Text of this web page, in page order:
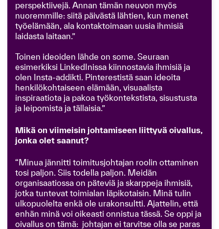
perspektiivejä. Annan tämän neuvon myös
nuoremmille: siitä päivästä lähtien, kun menet
työelämään, ala kontaktoimaan uusia ihmisiä
laidasta laitaan.”
Toinen ideoiden lähde on some. Seuraan
esimerkiksi LinkedInissa kiinnostavia ihmisiä ja
olen Insta-addikti. Pinterestistä saan ideoita
henkilökohtaiseen elämään, visuaalista
inspiraatiota ja pakoa työkontekstista, sisustusta
ja leipomista ja tällaisia.”
Mikä on viimeisin johtamiseen liittyvä oivallus,
jonka olet saanut?
“Minua jännitti toimitusjohtajan roolin ottaminen
tosi paljon. Siis todella paljon. Meidän
organisaatiossa on päteviä ja skarppeja ihmisiä,
jotka tuntevat toimialan läpikotaisin. Minä tulin
ulkopuolelta enkä ole urakonsultti. Ajattelin, että
enhän minä voi oikeasti onnistua tässä. Se oppi ja
oivallus on tämä: johtajan ei tarvitse olla se paras